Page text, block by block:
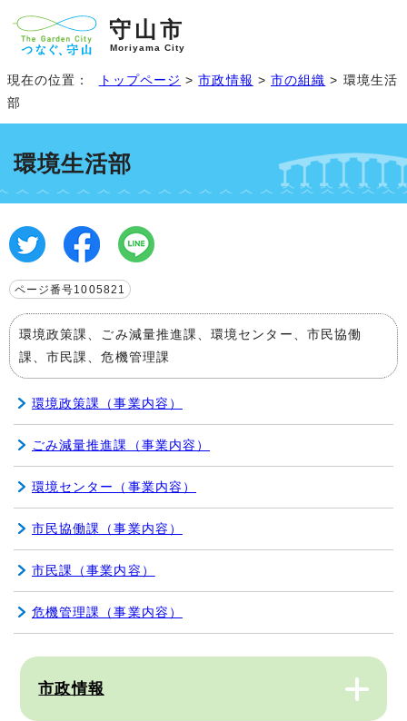
守山市
Moriyama City
現在の位置： トップページ >市政情報 > 市の組織 > 環境生活
部
環境生活部
ページ番号1005821
環境政策課、ごみ減量推進課、環境センター、市民協働
課、市民課、危機管理課
環境政策課（事業内容）
ごみ減量推進課（事業内容）
環境センター（事業内容）
市民協働課（事業内容）
市民課（事業内容）
危機管理課（事業内容）
市政情報